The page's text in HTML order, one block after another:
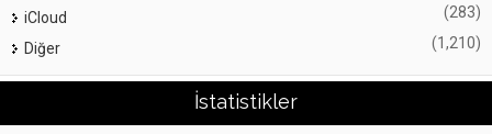
iCloud (283)
Diğer (1,210)
İstatistikler